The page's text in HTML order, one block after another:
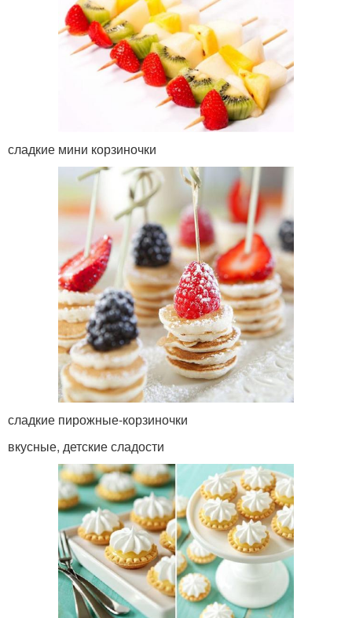
сладкие мини корзиночки
сладкие пирожные-корзиночки
вкусные, детские сладости